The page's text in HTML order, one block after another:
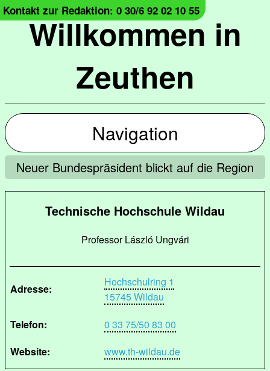
Willkommen in
Zeuthen
Kontakt zur Redaktion: 0 30/6 92 02 10 55
Navigation
Neuer Bundespräsident blickt auf die Region
Technische Hochschule Wildau
Professor László Ungvári
Adresse:
Hochschulring 1
15745 Wildau
Telefon:
0 33 75/50 83 00
Website:
www.th-wildau.de